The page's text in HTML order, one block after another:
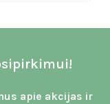
apie akcijas ir